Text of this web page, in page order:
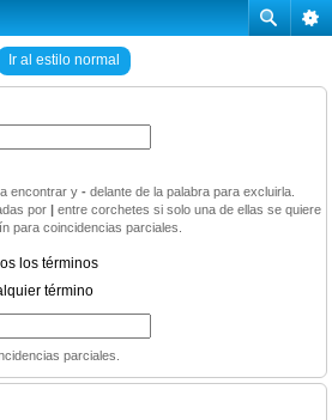
Ir al estilo normal
encontrar y - delante de la palabra para excluirla.
por | entre corchetes si solo una de ellas se quiere
para coincidencias parciales.
los términos
término
parciales.